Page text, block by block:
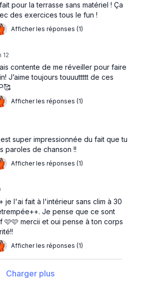
pour la terrasse sans matériel ! Ça
des exercices tous le fun !
Afficher les réponses (1)
12
contente de me réveiller pour faire
J’aime toujours touuuttttt de ces
Afficher les réponses (1)
super impressionnée du fait que tu
paroles de chanson !!
Afficher les réponses (1)
je l'ai fait à l'intérieur sans clim à 30
Je pense que ce sont
🩷🩷 mercii et oui pense à ton corps
Afficher les réponses (1)
Charger plus